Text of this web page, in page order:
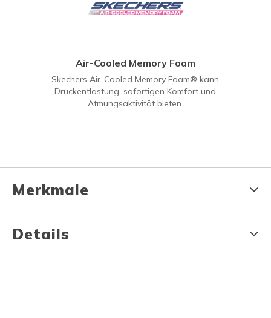
Air-Cooled Memory Foam
Skechers Air-Cooled Memory Foam® kann
Druckentlastung, sofortigen Komfort und
Atmungsaktivität bieten.
Merkmale
Details